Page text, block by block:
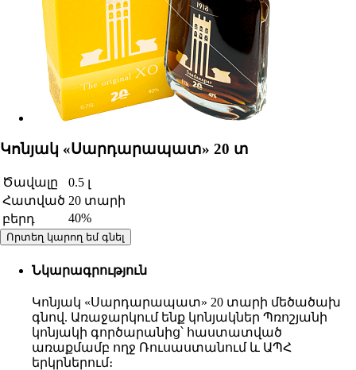
Կոնյակ «Սարդարապատ» 20 տ
Ծավալը
0.5 լ
Հատված 20 տարի
բերդ
40%
Որտեղ կարող եմ գնել
Նկարագրություն
Կոնյակ «Սարդարապատ» 20 տարի մեծածախ
գնով. Առաջարկում ենք կոնյակներ Պռոշյանի
կոնյակի գործարանից՝ հաստատված
առաքմամբ ողջ Ռուսաստանում և ԱՊՀ
երկրներում։